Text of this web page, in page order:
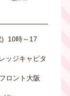
) 10時～17
ッジキャピタ
ロント⼤阪